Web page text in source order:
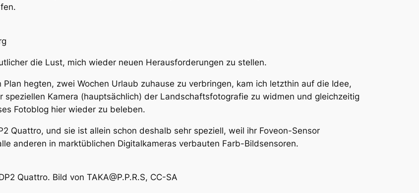
die Lust, mich wieder neuen Herausforderungen zu stellen.
hegten, zwei Wochen Urlaub zuhause zu verbringen, kam ich letzthin auf die Idee,
speziellen Kamera (hauptsächlich) der Landschaftsfotografie zu widmen und gleichzeitig
Fotoblog hier wieder zu beleben.
Quattro, und sie ist allein schon deshalb sehr speziell, weil ihr Foveon-Sensor
anderen in marktüblichen Digitalkameras verbauten Farb-Bildsensoren.
Quattro. Bild von TAKA@P.P.R.S, CC-SA